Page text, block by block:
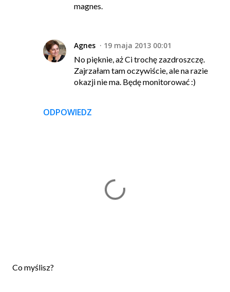
ODPOWIEDZ
magnes.
Agnes
19 maja 2013 00:01
No pięknie, aż Ci trochę zazdroszczę.
Zajrzałam tam oczywiście, ale na razie
okazji nie ma. Będę monitorować :)
P
Co myślisz?